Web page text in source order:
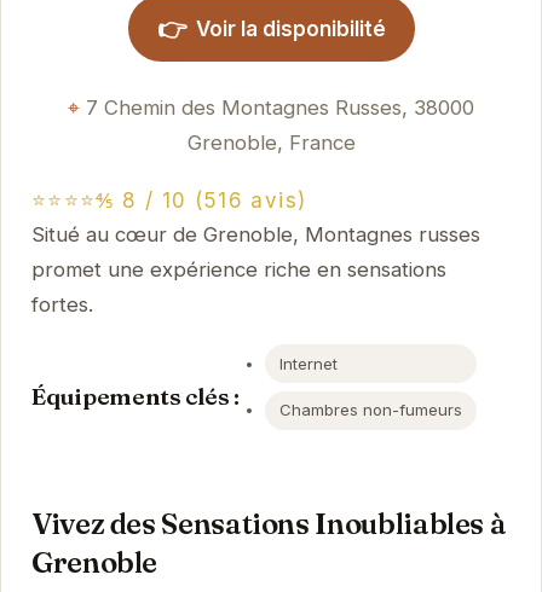
👉 Voir la disponibilité
7 Chemin des Montagnes Russes, 38000
Grenoble, France
⭐⭐⭐⭐⅘ 8 / 10 (516 avis)
Situé au cœur de Grenoble, Montagnes russes
promet une expérience riche en sensations
fortes.
Équipements clés :
Internet
Chambres non-fumeurs
Vivez des Sensations Inoubliables à
Grenoble